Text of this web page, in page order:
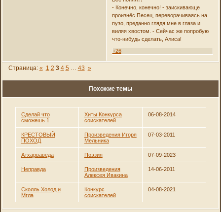
- Конечно, конечно! - заискивающе
произнёс Песец, переворачиваясь на
пузо, преданно глядя мне в глаза и
виляя хвостом. - Сейчас же попробую
что-нибудь сделать, Алиса!
+26
Страница: « 1 2 3 4 5 … 43 »
Похожие темы
Сделай что
сможешь 1
Хиты Конкурса
соискателей
06-08-2014
КРЕСТОВЫЙ
ПОХОД
Произведения Игоря
Мельника
07-03-2011
Атхарваведа Поэзия 07-09-2023
Неправда
Произведения
Алексея Ивакина
14-06-2011
Сколль Холод и
Мгла
Конкурс
соискателей
04-08-2021